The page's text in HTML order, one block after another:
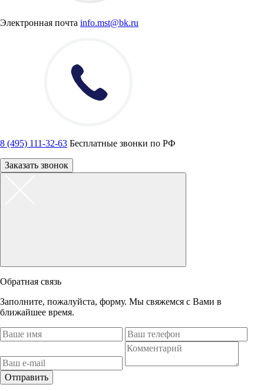
Электронная почта info.mst@bk.ru
8 (495) 111-32-63 Бесплатные звонки по РФ
Заказать звонок
Обратная связь
Заполните, пожалуйста, форму. Мы свяжемся с Вами в
ближайшее время.